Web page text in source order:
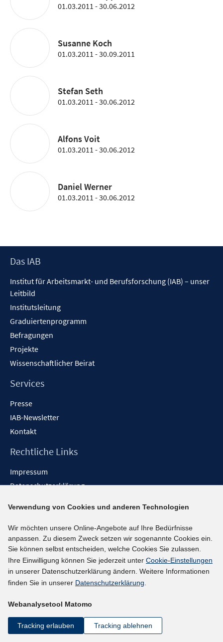
01.03.2011 - 30.06.2012
Susanne Koch
01.03.2011 - 30.09.2011
Stefan Seth
01.03.2011 - 30.06.2012
Alfons Voit
01.03.2011 - 30.06.2012
Daniel Werner
01.03.2011 - 30.06.2012
Footer
Das IAB
Institut für Arbeitsmarkt- und Berufsforschung (IAB) – unser
Leitbild
Institutsleitung
Graduiertenprogramm
Befragungen
Projekte
Wissenschaftlicher Beirat
Services
Presse
IAB-Newsletter
Kontakt
Rechtliche Links
Impressum
Datenschutzerklärung
Barrieren melden
Social-Media-Kanäle
BlueSky
YouTube
LinkedIn
kununu
Netiquette
Verwendung von Cookies und anderen Technologien
Wir möchten unsere Online-Angebote auf Ihre Bedürfnisse
anpassen. Zu diesem Zweck setzen wir sogenannte Cookies ein.
Sie können selbst entscheiden, welche Cookies Sie zulassen.
Ihre Einwilligung können Sie jederzeit unter Cookie-Einstellungen
in unserer Datenschutzerklärung ändern. Weitere Informationen
finden Sie in unserer Datenschutzerklärung.
Webanalysetool Matomo
Tracking erlauben Tracking ablehnen